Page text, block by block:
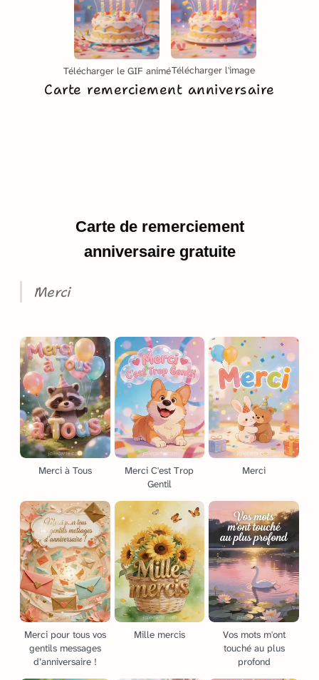
Télécharger le GIF animéTélécharger l'image
Carte remerciement anniversaire
Carte de remerciement
anniversaire gratuite
Merci
Merci à Tous
Merci C'est Trop
Gentil
Merci
Merci pour tous vos
gentils messages
d’anniversaire !
Mille mercis
Vos mots m'ont
touché au plus
profond